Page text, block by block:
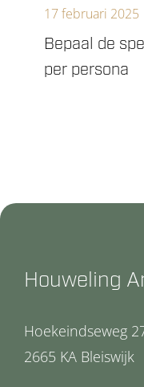
Bepaal de
per persona
17 februari 2025
Houweling
Hoekeindseweg
2665 KA Bleiswijk